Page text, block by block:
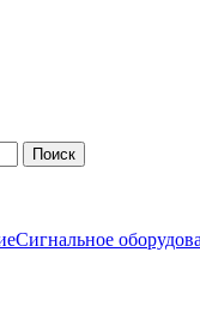
Поиск
Сигнальное